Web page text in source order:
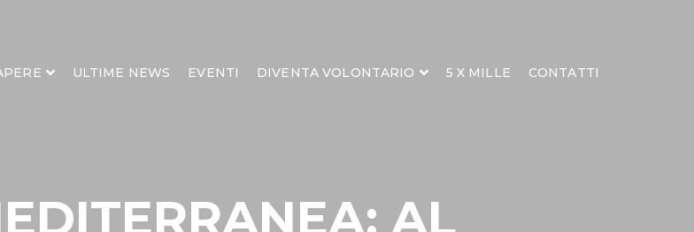
ULTIME NEWS EVENTI DIVENTA VOLONTARIO 5 X MILLE CONTATTI
AL